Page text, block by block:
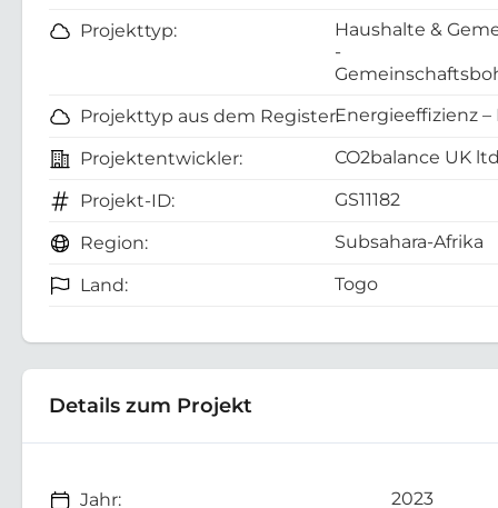
Projekttyp:
Haushalte &
-
Projekttyp aus dem Register:Energieeffizienz –
Projektentwickler: CO2balance UK
Projekt-ID: GS11182
Region: Subsahara-Afrika
Land: Togo
Details zum Projekt
Jahr: 2023